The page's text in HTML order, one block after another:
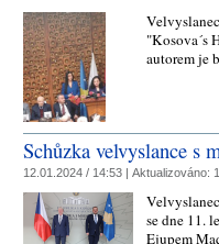
"Kosova´s
autorem je
Schůzka velvyslance s
12.01.2024 / 14:53 | Aktualizováno:
se dne 11.
Ejupem